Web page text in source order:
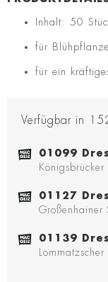
Inhalt: 50
für
für ein
Verfügbar in
01099
Königsbrücker
01127
01139